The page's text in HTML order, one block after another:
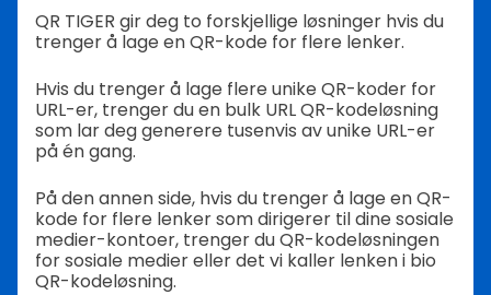
QR TIGER gir deg to forskjellige løsninger hvis du
trenger å lage en QR-kode for flere lenker.
Hvis du trenger å lage flere unike QR-koder for
URL-er, trenger du en bulk URL QR-kodeløsning
som lar deg generere tusenvis av unike URL-er
på én gang.
På den annen side, hvis du trenger å lage en QR-
kode for flere lenker som dirigerer til dine sosiale
medier-kontoer, trenger du QR-kodeløsningen
for sosiale medier eller det vi kaller lenken i bio
QR-kodeløsning.